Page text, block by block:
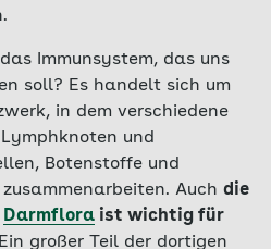
Immunsystem, das uns
soll? Es handelt sich um
in dem verschiedene
und
Botenstoffe und
Auch die
Darmflora ist wichtig für
großer Teil der dortigen